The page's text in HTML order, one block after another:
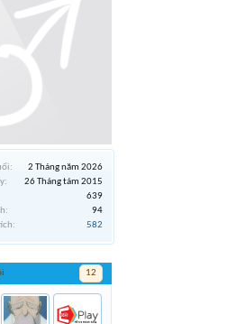
2 Tháng năm 2026
26 Tháng tám 2015
639
94
582
12